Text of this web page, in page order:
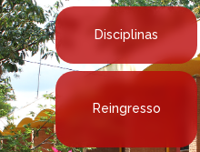
Disciplinas
Reingresso